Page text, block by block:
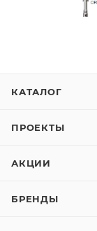
КАТАЛОГ
ПРОЕКТЫ
АКЦИИ
БРЕНДЫ